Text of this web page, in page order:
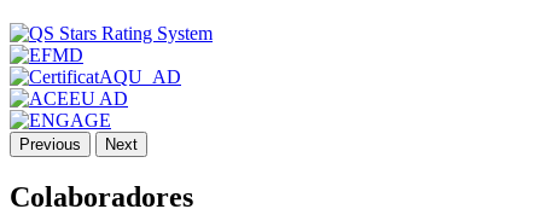
Previous Next
Colaboradores